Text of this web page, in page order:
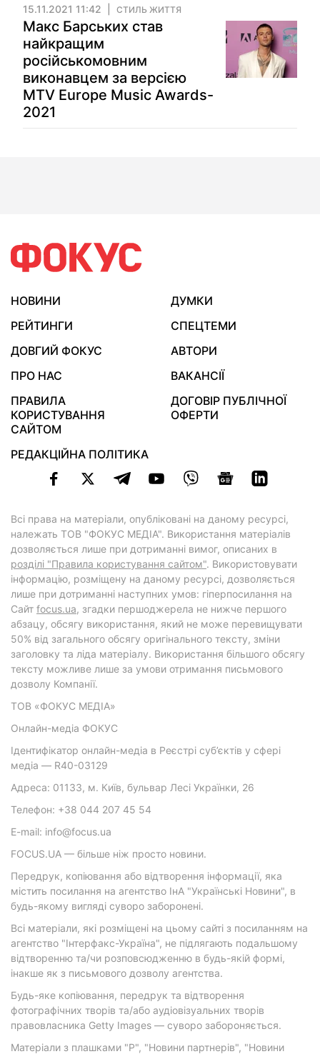
15.11.2021 11:42 СТИЛЬ ЖИТТЯ
Макс Барських став
найкращим
російськомовним
виконавцем за версією
MTV Europe Music Awards-
2021
НОВИНИ
ДУМКИ
РЕЙТИНГИ
СПЕЦТЕМИ
ДОВГИЙ ФОКУС
АВТОРИ
ПРО НАС
ВАКАНСІЇ
ПРАВИЛА
КОРИСТУВАННЯ
САЙТОМ
ДОГОВІР ПУБЛІЧНОЇ
ОФЕРТИ
РЕДАКЦІЙНА ПОЛІТИКА
Всі права на матеріали, опубліковані на даному ресурсі,
належать ТОВ "ФОКУС МЕДІА". Використання матеріалів
дозволяється лише при дотриманні вимог, описаних в
розділі "Правила користування сайтом". Використовувати
інформацію, розміщену на даному ресурсі, дозволяється
лише при дотриманні наступних умов: гіперпосилання на
Cайт focus.ua, згадки першоджерела не нижче першого
абзацу, обсягу використання, який не може перевищувати
50% від загального обсягу оригінального тексту, зміни
заголовку та ліда матеріалу. Використання більшого обсягу
тексту можливе лише за умови отримання письмового
дозволу Компанії.
ТОВ «ФОКУС МЕДІА»
Онлайн-медіа ФОКУС
Ідентифікатор онлайн-медіа в Реєстрі суб’єктів у сфері
медіа — R40-03129
Адреса: 01133, м. Київ, бульвар Лесі Українки, 26
Телефон: +38 044 207 45 54
E-mail: info@focus.ua
FOCUS.UA — більше ніж просто новини.
Передрук, копіювання або відтворення інформації, яка
містить посилання на агентство ІнА "Українські Новини", в
будь-якому вигляді суворо заборонені.
Всі матеріали, які розміщені на цьому сайті з посиланням на
агентство "Інтерфакс-Україна", не підлягають подальшому
відтворенню та/чи розповсюдженню в будь-якій формі,
інакше як з письмового дозволу агентства.
Будь-яке копіювання, передрук та відтворення
фотографічних творів та/або аудіовізуальних творів
правовласника Getty Images — суворо забороняється.
Матеріали з плашками "Р", "Новини партнерів", "Новини